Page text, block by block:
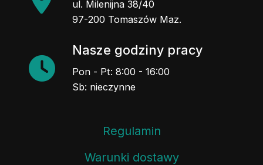
ul. Milenijna 38/40
97-200 Tomaszów Maz.
Nasze godziny pracy
Pon - Pt: 8:00 - 16:00
Sb: nieczynne
Regulamin
Warunki dostawy